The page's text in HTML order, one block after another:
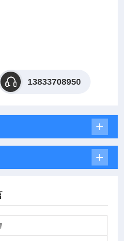
作性测试方法
13833708950